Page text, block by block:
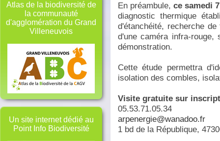
Atlas de la biodiversité de
la communauté
d'agglomération du Grand
Villeneuvois
Un site internet dédié au
Point Info Biodiversité
En préambule, ce samedi
diagnostic thermique
d'étanchéité, recherche
d'une caméra infra-rouge,
démonstration.
Cette étude permettra
isolation des combles,
Visite gratuite sur
05.53.71.05.34
arpenergie@wanadoo.fr
1 bd de la République,